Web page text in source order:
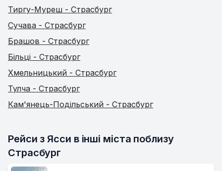
Тиргу-Муреш - Страсбург
Сучава - Страсбург
Брашов - Страсбург
Більці - Страсбург
Хмельницький - Страсбург
Тулча - Страсбург
Кам'янець-Подільський - Страсбург
Рейси з Ясси в інші міста поблизу
Страсбург